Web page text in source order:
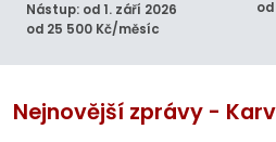
Nástup: od 1. září 2026
od 25 500 Kč/měsíc
Nejnovější zprávy -